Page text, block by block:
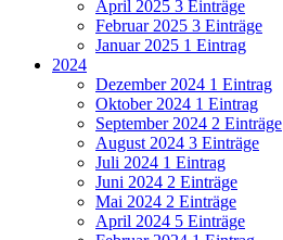
April 2025 3 Einträge
Februar 2025 3 Einträge
Januar 2025 1 Eintrag
2024
Dezember 2024 1 Eintrag
Oktober 2024 1 Eintrag
September 2024 2 Einträge
August 2024 3 Einträge
Juli 2024 1 Eintrag
Juni 2024 2 Einträge
Mai 2024 2 Einträge
April 2024 5 Einträge